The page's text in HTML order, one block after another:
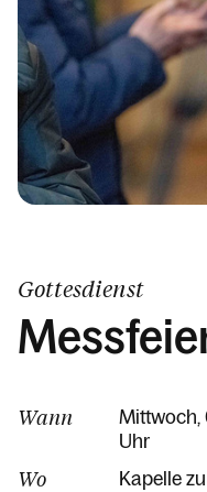
Personen
Kontakt
Gottesdienst
Wann
Mittwoch,
Uhr
Wo
Kapelle